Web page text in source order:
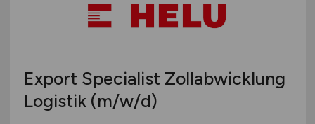
Export Specialist Zollabwicklung
Logistik (m/w/d)